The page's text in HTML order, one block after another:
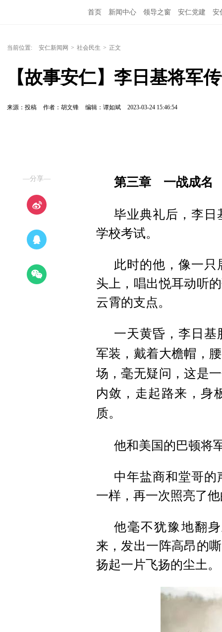
首页 新闻中心 领导之窗 安仁党建 安
当前位置: 安仁新闻网 > 社会民生 > 正文
【故事安仁】李日基将军
来源：投稿 作者：胡文锋 编辑：谭如斌 2023-03-24 15:46:54
—分享— 第三章 一战成名
毕业典礼后，李日
学校考试。
此时的他，像一
头上，唱出悦耳动听
云霄的支点。
一天黄昏，李日
军装，戴着大檐帽，
场，毫无疑问，这是
内敛，走起路来，身
质。
他和美国的巴顿将
中年盐商和堂哥
一样，再一次照亮了
他毫不犹豫地翻
来，发出一阵高昂的
扬起一片飞扬的尘土。